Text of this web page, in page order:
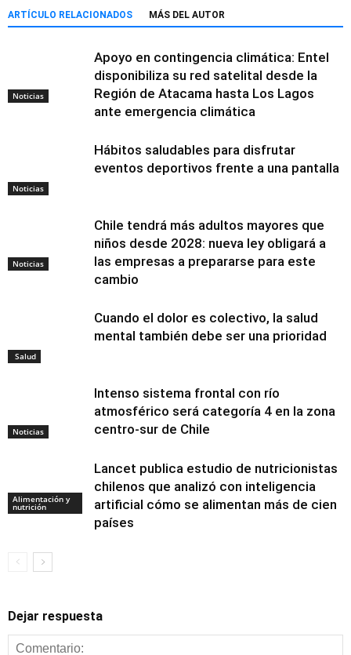
ARTÍCULO RELACIONADOS MÁS DEL AUTOR
Noticias
Apoyo en contingencia climática: Entel
disponibiliza su red satelital desde la
Región de Atacama hasta Los Lagos
ante emergencia climática
Noticias
Hábitos saludables para disfrutar
eventos deportivos frente a una pantalla
Noticias
Chile tendrá más adultos mayores que
niños desde 2028: nueva ley obligará a
las empresas a prepararse para este
cambio
Salud
Cuando el dolor es colectivo, la salud
mental también debe ser una prioridad
Noticias
Intenso sistema frontal con río
atmosférico será categoría 4 en la zona
centro-sur de Chile
Alimentación y
nutrición
Lancet publica estudio de nutricionistas
chilenos que analizó con inteligencia
artificial cómo se alimentan más de cien
países
Dejar respuesta